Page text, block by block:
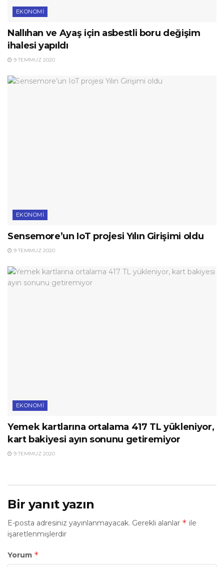
EKONOMI
Nallıhan ve Ayaş için asbestli boru değişim
ihalesi yapıldı
9 TEMMUZ 2020
EKONOMI
Sensemore’un IoT projesi Yılın Girişimi oldu
9 TEMMUZ 2020
EKONOMI
Yemek kartlarına ortalama 417 TL yükleniyor,
kart bakiyesi ayın sonunu getiremiyor
9 TEMMUZ 2020
Bir yanıt yazın
E-posta adresiniz yayınlanmayacak. Gerekli alanlar * ile
işaretlenmişlerdir
Yorum *